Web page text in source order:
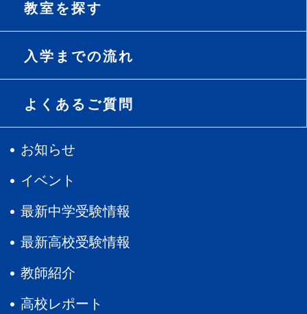
教室を探す
入学までの流れ
よくあるご質問
お知らせ
イベント
最新中学受験情報
最新高校受験情報
教師紹介
高校レポート